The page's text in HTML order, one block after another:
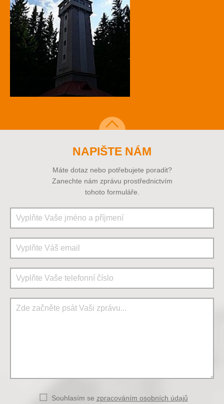
NAPIŠTE NÁM
Máte dotaz nebo potřebujete poradit?
Zanechte nám zprávu prostřednictvím
tohoto formuláře.
Souhlasím se zpracováním osobních údajů